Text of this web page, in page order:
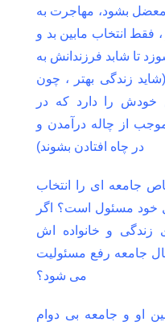
بشود، مهاجرت به
فقط انتخاب مابین بد و
تا شابد فرزندانش به
زندگی بهتر ، چون
را دارد که در
از چاله درآمدن و
در چاه افتادن بشوند)
جامعه ای را انتخاب
خود مسئول است؟ اگر
زندگی و خانواده اش
جامعه رفع مسئولیت
می شود؟
او و جامعه بی دوام